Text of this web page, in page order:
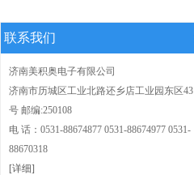
联系我们
济南美积奥电子有限公司
济南市历城区工业北路还乡店工业园东区43
号 邮编:250108
电 话：0531-88674877 0531-88674977 0531-
88670318
[详细]